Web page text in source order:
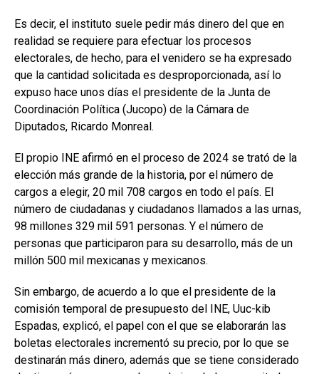
Es decir, el instituto suele pedir más dinero del que en
realidad se requiere para efectuar los procesos
electorales, de hecho, para el venidero se ha expresado
que la cantidad solicitada es desproporcionada, así lo
expuso hace unos días el presidente de la Junta de
Coordinación Política (Jucopo) de la Cámara de
Diputados, Ricardo Monreal.
El propio INE afirmó en el proceso de 2024 se trató de la
elección más grande de la historia, por el número de
cargos a elegir, 20 mil 708 cargos en todo el país. El
número de ciudadanas y ciudadanos llamados a las urnas,
98 millones 329 mil 591 personas. Y el número de
personas que participaron para su desarrollo, más de un
millón 500 mil mexicanas y mexicanos.
Sin embargo, de acuerdo a lo que el presidente de la
comisión temporal de presupuesto del INE, Uuc-kib
Espadas, explicó, el papel con el que se elaborarán las
boletas electorales incrementó su precio, por lo que se
destinarán más dinero, además que se tiene considerado